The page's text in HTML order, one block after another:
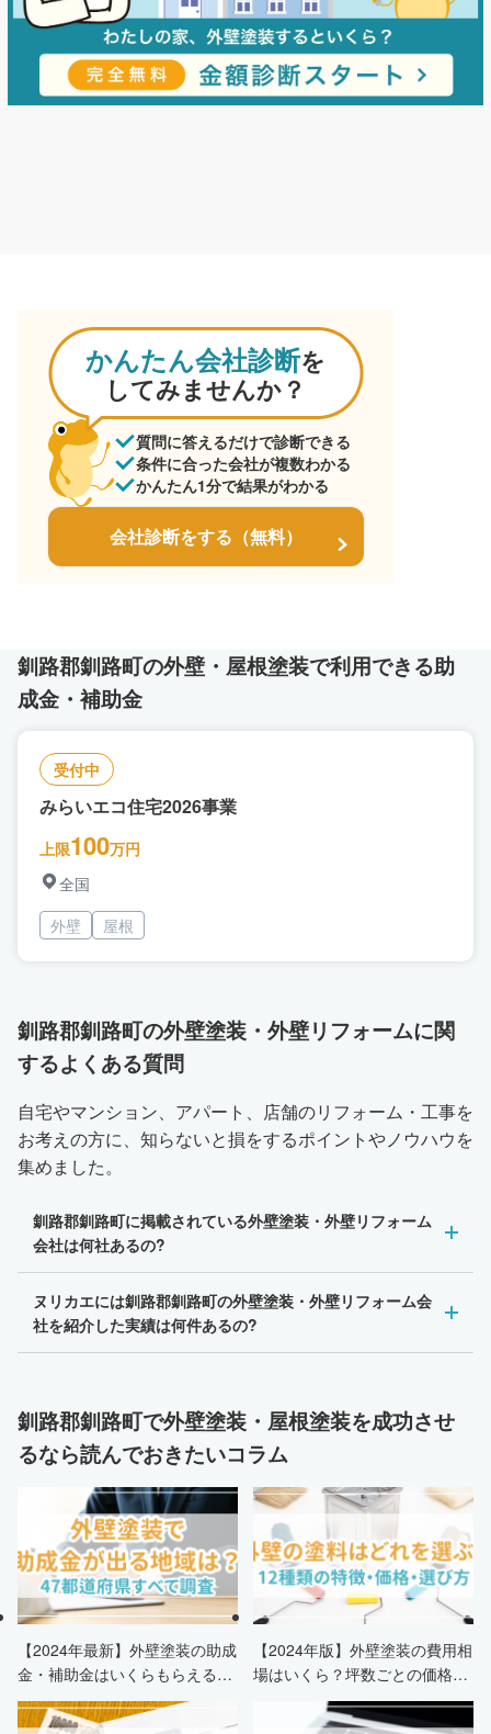
かんたん会社診断を
してみませんか？
質問に答えるだけで診断できる
条件に合った会社が複数わかる
かんたん1分で結果がわかる
会社診断をする（無料）
釧路郡釧路町の外壁・屋根塗装で利用できる助
成金・補助金
受付中
みらいエコ住宅2026事業
上限100万円
全国
外壁
屋根
釧路郡釧路町の外壁塗装・外壁リフォームに関
するよくある質問
自宅やマンション、アパート、店舗のリフォーム・工事を
お考えの方に、知らないと損をするポイントやノウハウを
集めました。
釧路郡釧路町に掲載されている外壁塗装・外壁リフォーム
会社は何社あるの?
ヌリカエには釧路郡釧路町の外壁塗装・外壁リフォーム会
社を紹介した実績は何件あるの?
釧路郡釧路町で外壁塗装・屋根塗装を成功させ
るなら読んでおきたいコラム
【2024年最新】外壁塗装の助成
金・補助金はいくらもらえる？
申請条件・市区町村情報・安く
する方法も紹介！
【2024年版】外壁塗装の費用相
場はいくら？坪数ごとの価格も